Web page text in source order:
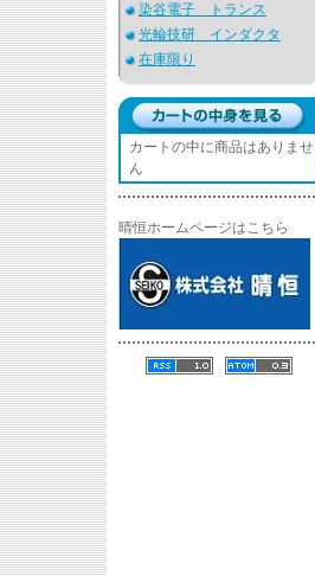
染谷電子 トランス
光輪技研 インダクタ
在庫限り
カートの中に商品はありませ
ん
晴恒ホームページはこちら